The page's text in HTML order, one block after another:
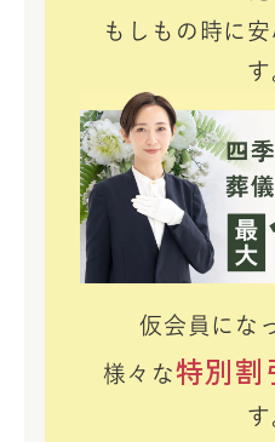
もしもの時に
す
仮会員にな
様々な特別割
す